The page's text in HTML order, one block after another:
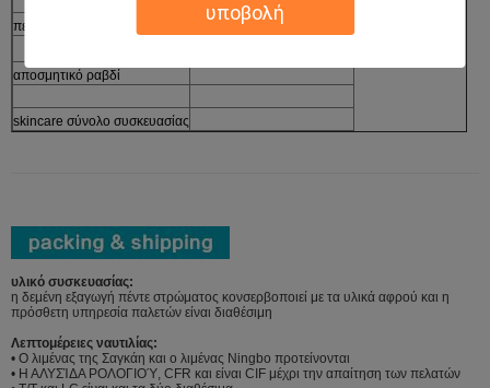
υποβολή
περίπτωση μαξιλαριών
Ολοκληρωμένα προϊόντα
αποσμητικό ραβδί
skincare σύνολο συσκευασίας
υλικό συσκευασίας:
η δεμένη εξαγωγή πέντε στρώματος κονσερβοποιεί με τα υλικά αφρού και η
πρόσθετη υπηρεσία παλετών είναι διαθέσιμη
Λεπτομέρειες ναυτιλίας:
• Ο λιμένας της Σαγκάη και ο λιμένας Ningbo προτείνονται
• Η ΑΛΥΣΊΔΑ ΡΟΛΟΓΙΟΎ, CFR και είναι CIF μέχρι την απαίτηση των πελατών